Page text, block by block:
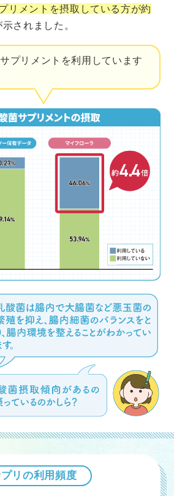
リメントを摂取している方が約
されました。
プリメントを利用しています
リの利用頻度